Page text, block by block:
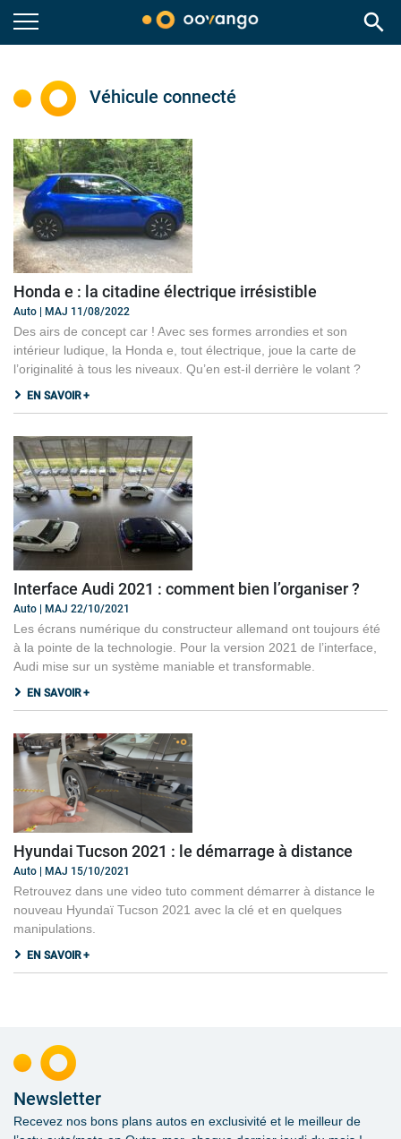
search
Véhicule connecté
Honda e : la citadine électrique irrésistible
Auto | MAJ 11/08/2022
Des airs de concept car ! Avec ses formes arrondies et son
intérieur ludique, la Honda e, tout électrique, joue la carte de
l’originalité à tous les niveaux. Qu’en est-il derrière le volant ?
EN SAVOIR +
Interface Audi 2021 : comment bien l’organiser ?
Auto | MAJ 22/10/2021
Les écrans numérique du constructeur allemand ont toujours été
à la pointe de la technologie. Pour la version 2021 de l’interface,
Audi mise sur un système maniable et transformable.
EN SAVOIR +
Hyundai Tucson 2021 : le démarrage à distance
Auto | MAJ 15/10/2021
Retrouvez dans une video tuto comment démarrer à distance le
nouveau Hyundaï Tucson 2021 avec la clé et en quelques
manipulations.
EN SAVOIR +
Newsletter
Recevez nos bons plans autos en exclusivité et le meilleur de